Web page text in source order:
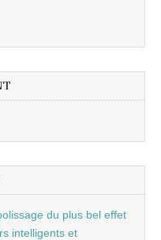
du plus bel effet
intelligents et